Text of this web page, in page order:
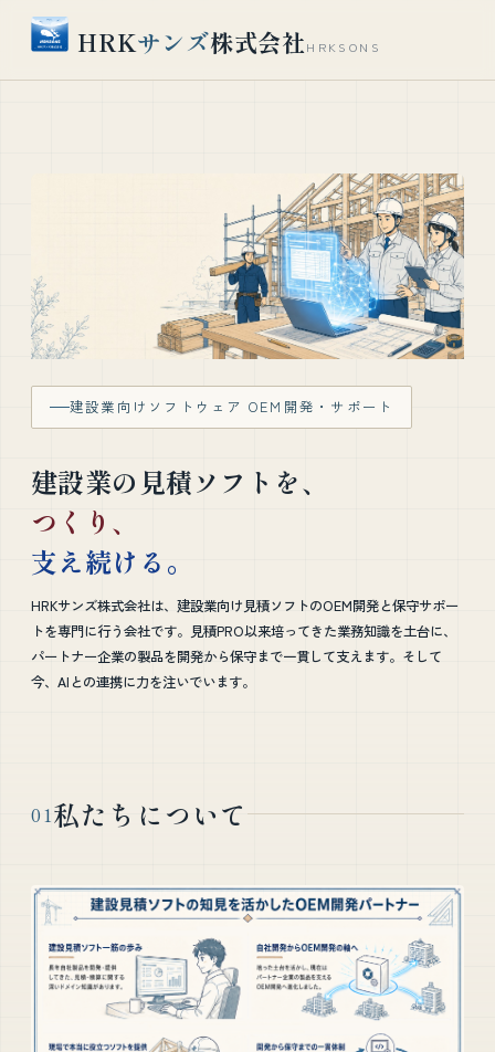
HRKサンズ株式会社HRKSONS
建設業向けソフトウェア OEM開発・サポート
建設業の見積ソフトを、
つくり、
支え続ける。
HRKサンズ株式会社は、建設業向け見積ソフトのOEM開発と保守サポー
トを専門に行う会社です。見積PRO以来培ってきた業務知識を土台に、
パートナー企業の製品を開発から保守まで一貫して支えます。そして
今、AIとの連携に力を注いでいます。
01私たちについて